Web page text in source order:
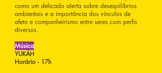
como um delicado alerta sobre desequilíbrios
ambientais e a importância dos vínculos de
afeto e companheirismo entre seres com perfis
diversos.
Música
YUKÁH
Horário - 17h